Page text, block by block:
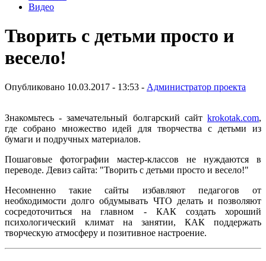
Видео
Творить с детьми просто и
весело!
Опубликовано 10.03.2017 - 13:53 - Администратор проекта
Знакомьтесь - замечательный болгарский сайт krokotak.com,
где собрано множество идей для творчества с детьми из
бумаги и подручных материалов.
Пошаговые фотографии мастер-классов не нуждаются в
переводе. Девиз сайта: "Творить с детьми просто и весело!"
Несомненно такие сайты избавляют педагогов от
необходимости долго обдумывать ЧТО делать и позволяют
сосредоточиться на главном - КАК создать хороший
психологический климат на занятии, КАК поддержать
творческую атмосферу и позитивное настроение.